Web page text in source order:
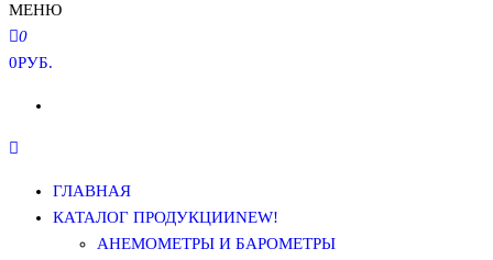
МЕНЮ
0
0РУБ.
ГЛАВНАЯ
КАТАЛОГ ПРОДУКЦИИNEW!
АНЕМОМЕТРЫ И БАРОМЕТРЫ